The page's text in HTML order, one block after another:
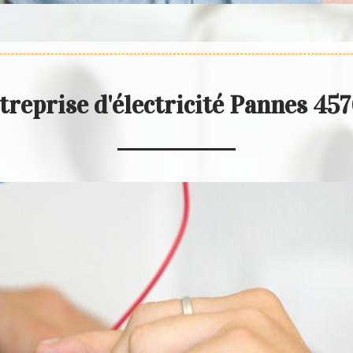
d'électricité Pannes